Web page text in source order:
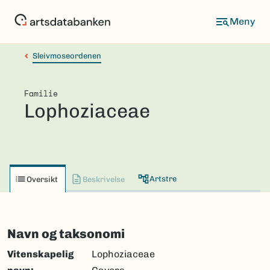
Sleivmoseordenen
Familie
Lophoziaceae
Oversikt Beskrivelse Artstre
Navn og taksonomi
Vitenskapelig
Lophoziaceae